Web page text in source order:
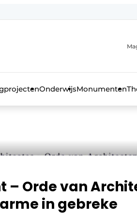
OnderwijsMonumenten
– Orde van
in gebreke